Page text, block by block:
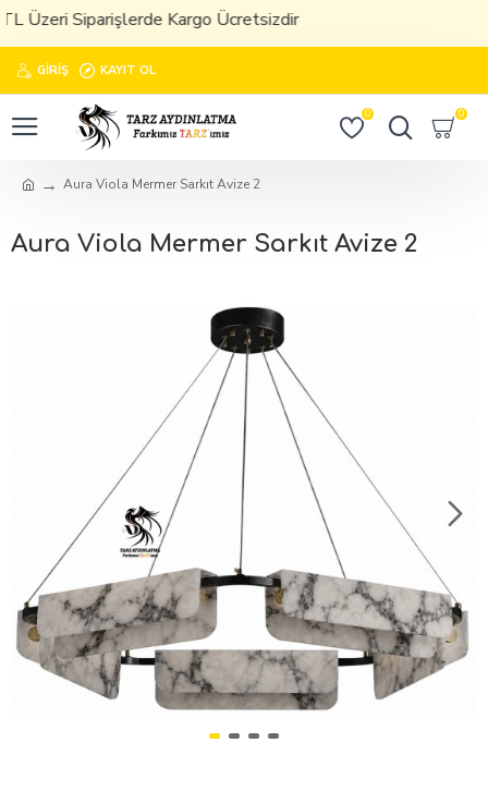
Siparişlerde Kargo Ücretsizdir
GIRIŞ KAYIT OL
0 0
Aura Viola Mermer Sarkıt Avize 2
Aura Viola Mermer Sarkıt Avize 2